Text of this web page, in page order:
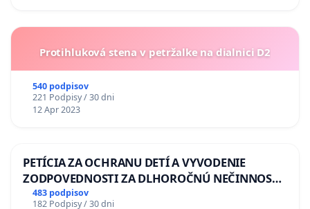
Protihluková stena v petržalke na dialnici D2
540 podpisov
221 Podpisy / 30 dni
12 Apr 2023
PETÍCIA ZA OCHRANU DETÍ A VYVODENIE
ZODPOVEDNOSTI ZA DLHOROČNÚ NEČINNOSŤ
A ZLYHANIE ŠTÁTU
483 podpisov
182 Podpisy / 30 dni